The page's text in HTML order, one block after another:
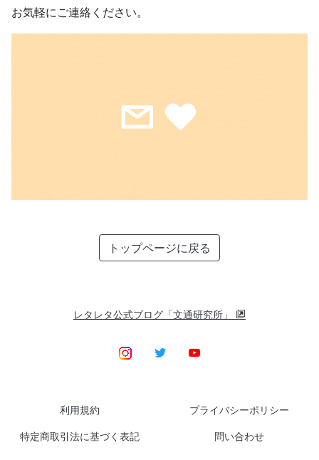
お気軽にご連絡ください。
トップページに戻る
レタレタ公式ブログ「文通研究所」
利用規約 プライバシーポリシー
特定商取引法に基づく表記 問い合わせ